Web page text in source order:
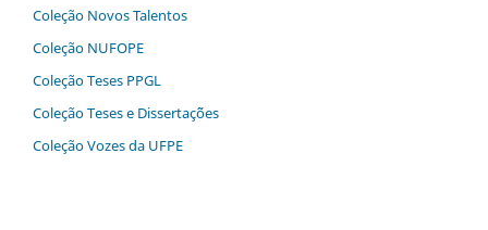
Coleção Novos Talentos
Coleção NUFOPE
Coleção Teses PPGL
Coleção Teses e Dissertaç˜ões
Coleção Vozes da UFPE